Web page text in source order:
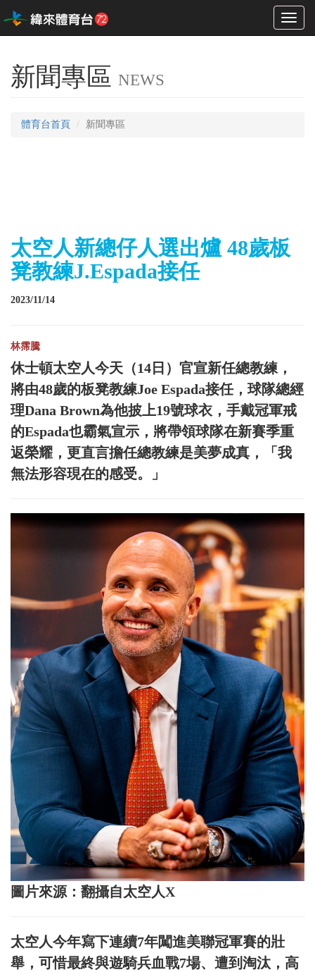
Toggle
新聞專區 NEWS
體育台首頁 新聞專區
太空人新總仔人選出爐 48歲板
凳教練J.Espada接任
2023/11/14
林霈騰
休士頓太空人今天（14日）官宣新任總教練，
將由48歲的板凳教練Joe Espada接任，球隊總經
理Dana Brown為他披上19號球衣，手戴冠軍戒
的Espada也霸氣宣示，將帶領球隊在新賽季重
返榮耀，更直言擔任總教練是美夢成真，「我
無法形容現在的感受。」
圖片來源：翻攝自太空人X
太空人今年寫下連續7年闖進美聯冠軍賽的壯
舉，可惜最終與遊騎兵血戰7場、遭到淘汰，高